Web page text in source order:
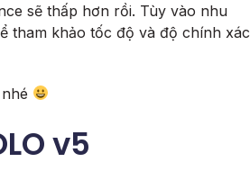
sẽ thấp hơn rồi. Tùy vào nhu
tham khảo tốc độ và độ chính xác
v5